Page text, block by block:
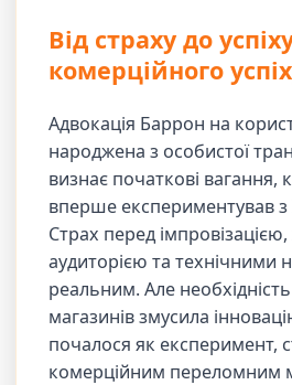
Від страху до
комерційного
Адвокація Баррон на
народжена з особистої
визнає початкові вагання,
вперше експериментував
Страх перед
аудиторією та технічними
реальним. Але
магазинів змусила
почалося як експеримент,
комерційним переломним